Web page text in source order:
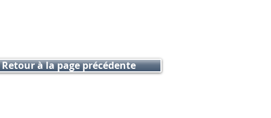
Retour à la page précédente